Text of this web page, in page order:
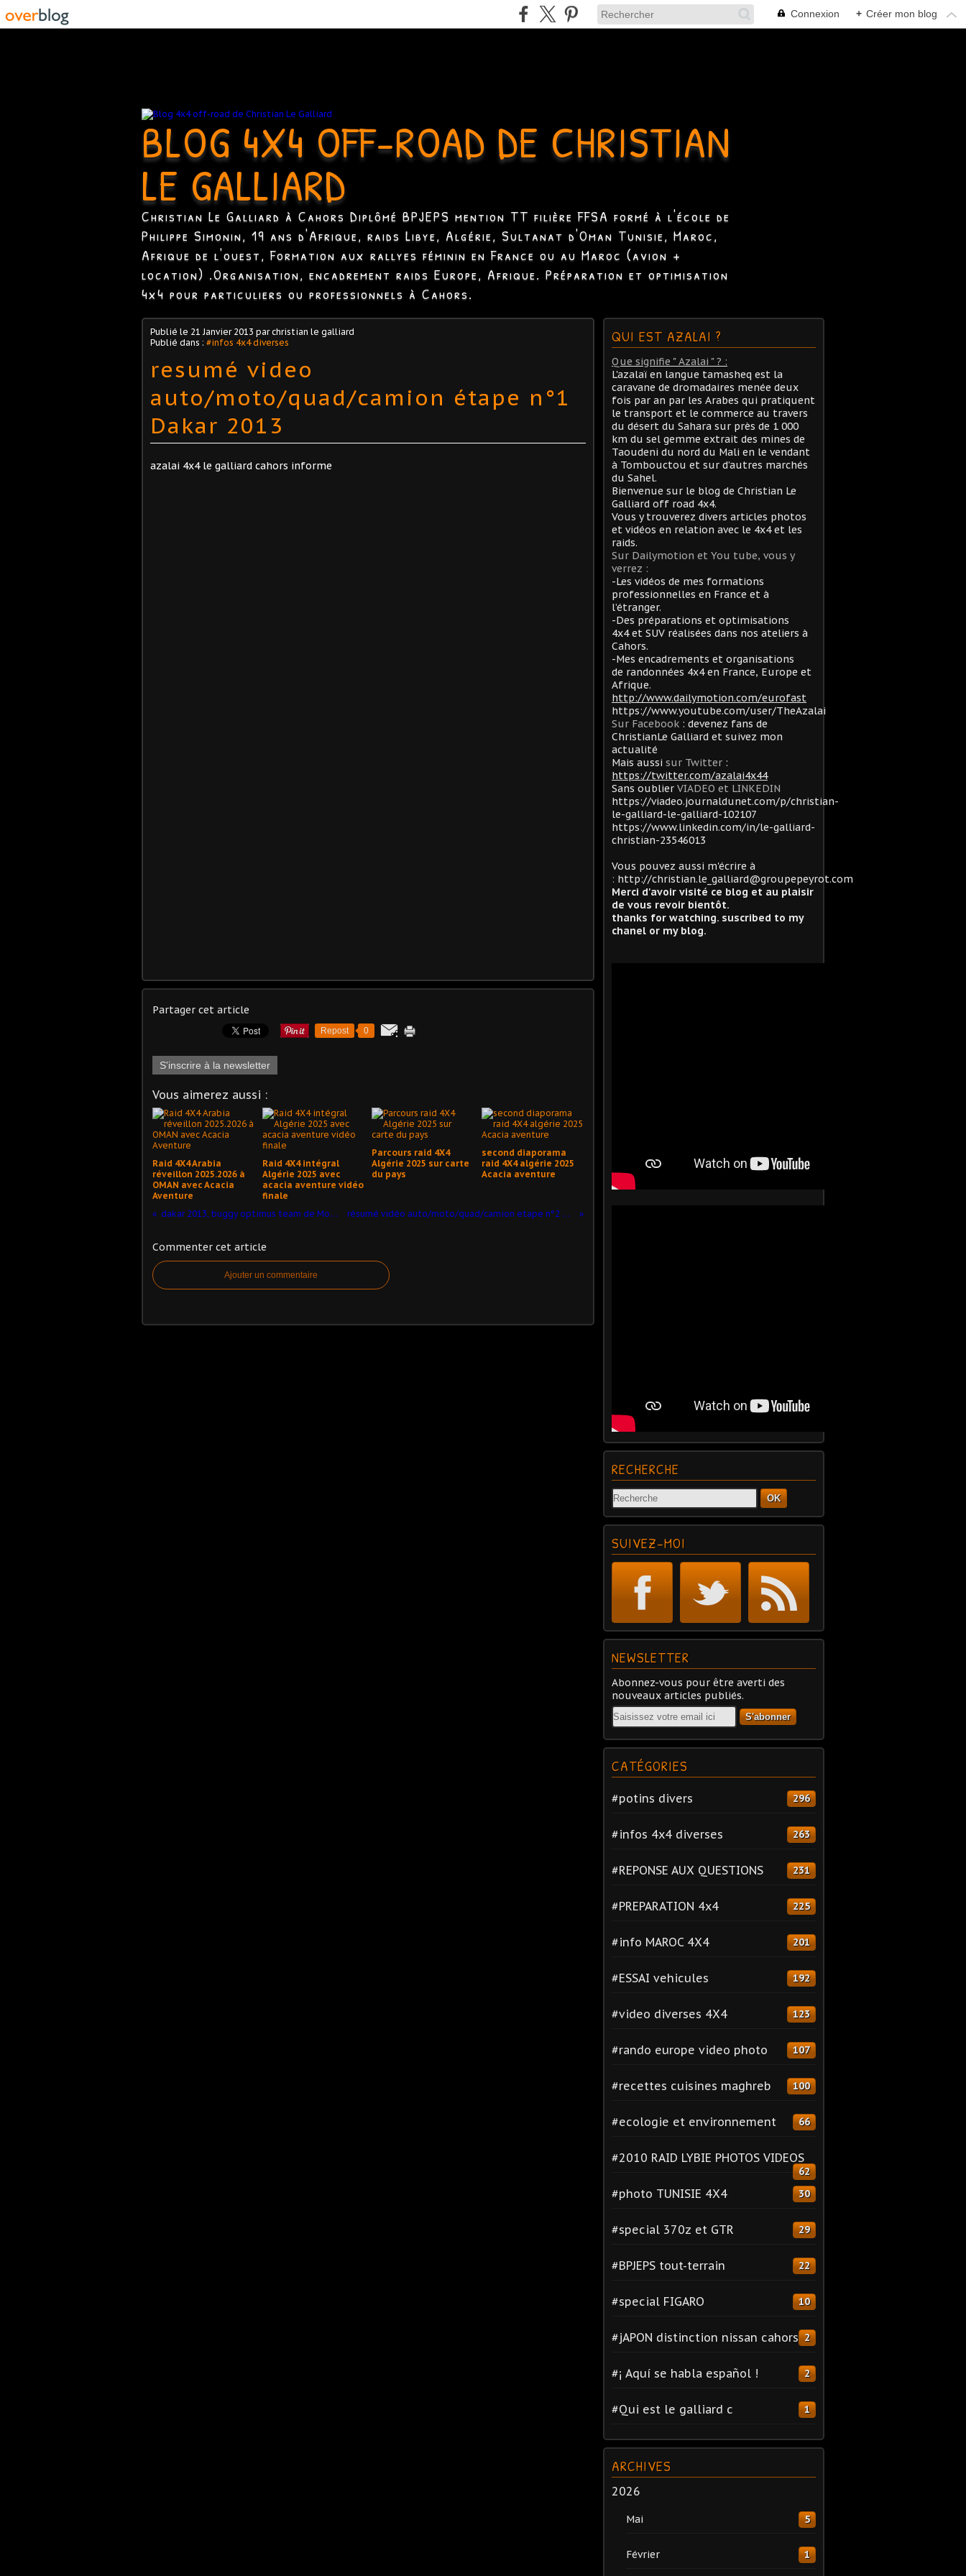
Connexion + Créer mon blog
BLOG 4X4 OFF-ROAD DE CHRISTIAN
LE GALLIARD
Christian Le Galliard à Cahors Diplômé BPJEPS mention TT filière FFSA formé à l'école de
Philippe Simonin, 19 ans d'Afrique, raids Libye, Algérie, Sultanat d'Oman Tunisie, Maroc,
Afrique de l'ouest, Formation aux rallyes féminin en France ou au Maroc (avion +
location) .Organisation, encadrement raids Europe, Afrique. Préparation et optimisation
4x4 pour particuliers ou professionnels à Cahors.
Publié le 21 Janvier 2013 par christian le galliard
Publié dans : #infos 4x4 diverses
resumé video
auto/moto/quad/camion étape n°1
Dakar 2013
azalai 4x4 le galliard cahors informe
Partager cet article
Repost 0
S'inscrire à la newsletter
Vous aimerez aussi :
Raid 4X4 Arabia
réveillon 2025.2026 à
OMAN avec Acacia
Aventure
Raid 4X4 intégral
Algérie 2025 avec
acacia aventure vidéo
finale
Parcours raid 4X4
Algérie 2025 sur carte
du pays
second diaporama
raid 4X4 algérie 2025
Acacia aventure
dakar 2013, buggy optimus team de Montauban résumé vidéo auto/moto/quad/camion etape n°2 Dakar 2013
Commenter cet article
Ajouter un commentaire
QUI EST AZALAI ?
Que signifie " Azalai " ? :
L'azalaï en langue tamasheq est la
caravane de dromadaires menée deux
fois par an par les Arabes qui pratiquent
le transport et le commerce au travers
du désert du Sahara sur près de 1 000
km du sel gemme extrait des mines de
Taoudeni du nord du Mali en le vendant
à Tombouctou et sur d’autres marchés
du Sahel.
Bienvenue sur le blog de Christian Le
Galliard off road 4x4.
Vous y trouverez divers articles photos
et vidéos en relation avec le 4x4 et les
raids.
Sur Dailymotion et You tube, vous y
verrez :
-Les vidéos de mes formations
professionnelles en France et à
l’étranger.
-Des préparations et optimisations
4x4 et SUV réalisées dans nos ateliers à
Cahors.
-Mes encadrements et organisations
de randonnées 4x4 en France, Europe et
Afrique.
http://www.dailymotion.com/eurofast
https://www.youtube.com/user/TheAzalai
Sur Facebook : devenez fans de
ChristianLe Galliard et suivez mon
actualité
Mais aussi sur Twitter :
https://twitter.com/azalai4x44
Sans oublier VIADEO et LINKEDIN
https://viadeo.journaldunet.com/p/christian-
le-galliard-le-galliard-102107
https://www.linkedin.com/in/le-galliard-
christian-23546013
Vous pouvez aussi m'écrire à
: http://christian.le_galliard@groupepeyrot.com
Merci d'avoir visité ce blog et au plaisir
de vous revoir bientôt.
thanks for watching. suscribed to my
chanel or my blog.
RECHERCHE
OK
SUIVEZ-MOI
NEWSLETTER
Abonnez-vous pour être averti des
nouveaux articles publiés.
Email
CATÉGORIES
#potins divers 296
#infos 4x4 diverses 263
#REPONSE AUX QUESTIONS 231
#PREPARATION 4x4 225
#info MAROC 4X4 201
#ESSAI vehicules 192
#video diverses 4X4 123
#rando europe video photo 107
#recettes cuisines maghreb 100
#ecologie et environnement 66
#2010 RAID LYBIE PHOTOS VIDEOS
62
#photo TUNISIE 4X4 30
#special 370z et GTR 29
#BPJEPS tout-terrain 22
#special FIGARO 10
#jAPON distinction nissan cahors 2
#¡ Aquí se habla español ! 2
#Qui est le galliard c 1
ARCHIVES
2026
Mai 5
Février 1